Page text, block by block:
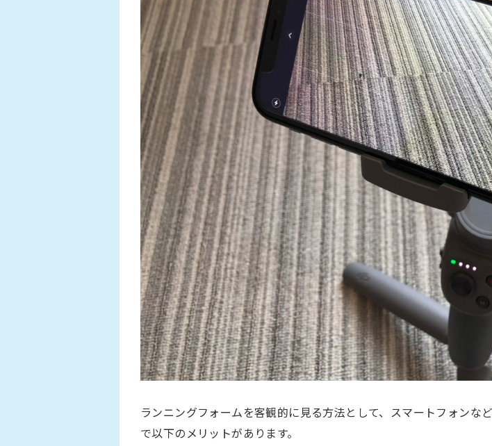
ランニングフォームを客観的に見る方法として、スマートフォンな
で以下のメリットがあります。